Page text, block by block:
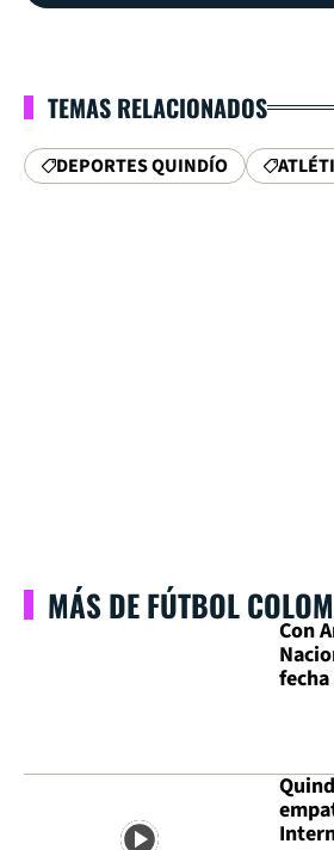
TEMAS RELACIONADOS
DEPORTES QUINDÍO
MÁS DE FÚTBOL
Con